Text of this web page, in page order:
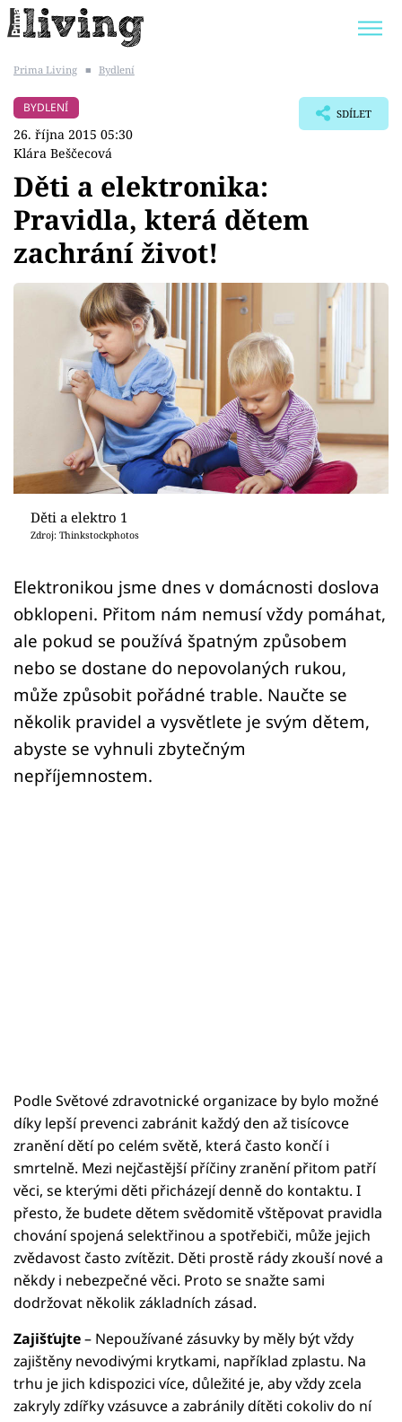
BYDLENÍ SLAVNÝCH
Témata
Bydlení
Zahrada
Design
Sledujte prima+
Přihlášení
Sledujte nás
Prima Living ■ Bydlení
BYDLENÍ
26. října 2015 05:30
Klára Beščecová
SDÍLET
Děti a elektronika:
Pravidla, která dětem
zachrání život!
Děti a elektro 1
Zdroj: Thinkstockphotos
Elektronikou jsme dnes v domácnosti doslova
obklopeni. Přitom nám nemusí vždy pomáhat,
ale pokud se používá špatným způsobem
nebo se dostane do nepovolaných rukou,
může způsobit pořádné trable. Naučte se
několik pravidel a vysvětlete je svým dětem,
abyste se vyhnuli zbytečným
nepříjemnostem.
Podle Světové zdravotnické organizace by bylo možné
díky lepší prevenci zabránit každý den až tisícovce
zranění dětí po celém světě, která často končí i
smrtelně. Mezi nejčastější příčiny zranění přitom patří
věci, se kterými děti přicházejí denně do kontaktu. I
přesto, že budete dětem svědomitě vštěpovat pravidla
chování spojená selektřinou a spotřebiči, může jejich
zvědavost často zvítězit. Děti prostě rády zkouší nové a
někdy i nebezpečné věci. Proto se snažte sami
dodržovat několik základních zásad.
Zajišťujte– Nepoužívané zásuvky by měly být vždy
zajištěny nevodivými krytkami, například zplastu. Na
trhu je jich kdispozici více, důležité je, aby vždy zcela
zakryly zdířky vzásuvce a zabránily dítěti cokoliv do ní